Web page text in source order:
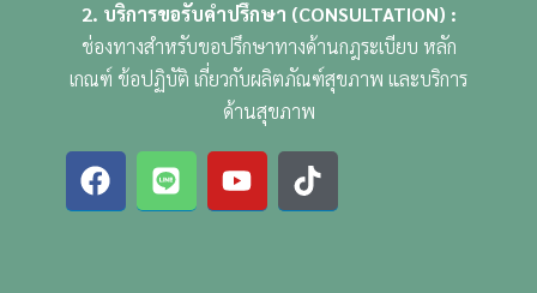
2. บริการขอรับคำปรึกษา (CONSULTATION) :
ช่องทางสำหรับขอปรึกษาทางด้านกฎระเบียบ หลัก
เกณฑ์ ข้อปฏิบัติ เกี่ยวกับผลิตภัณฑ์สุขภาพ และบริการ
ด้านสุขภาพ